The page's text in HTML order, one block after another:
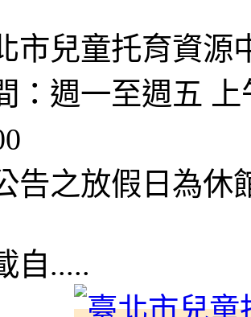
市兒童托育資源
： 週一至週五 上
告之放假日為休
自.....